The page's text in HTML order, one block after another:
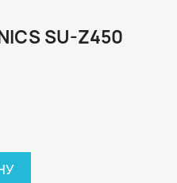
SU-Z450